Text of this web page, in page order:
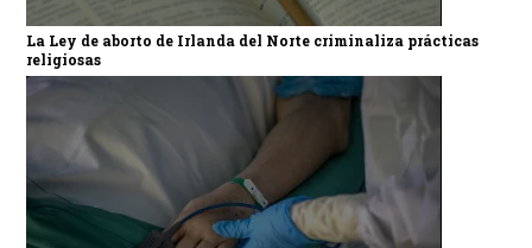
La Ley de aborto de Irlanda del Norte criminaliza prácticas
religiosas